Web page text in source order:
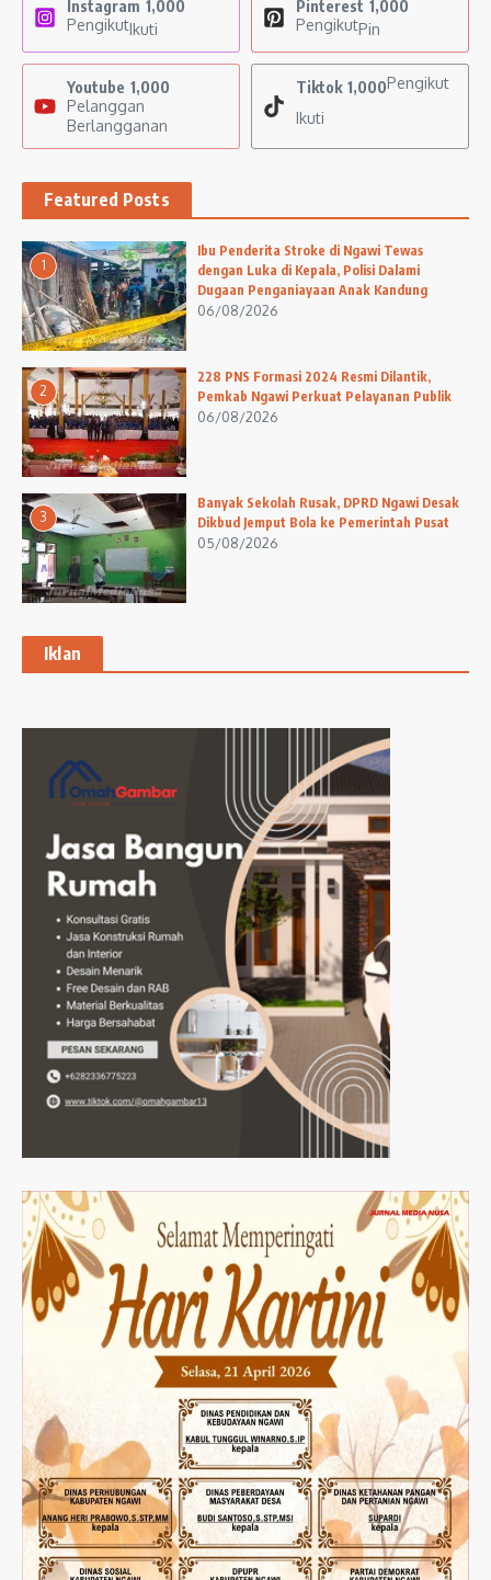
Instagram 1,000
PengikutIkuti
Pinterest 1,000
PengikutPin
Youtube 1,000
Pelanggan
Berlangganan
Tiktok 1,000Pengikut
Ikuti
Featured Posts
1
Ibu Penderita Stroke di Ngawi Tewas
dengan Luka di Kepala, Polisi Dalami
Dugaan Penganiayaan Anak Kandung
06/08/2026
2
228 PNS Formasi 2024 Resmi Dilantik,
Pemkab Ngawi Perkuat Pelayanan Publik
06/08/2026
3
Banyak Sekolah Rusak, DPRD Ngawi Desak
Dikbud Jemput Bola ke Pemerintah Pusat
05/08/2026
Iklan